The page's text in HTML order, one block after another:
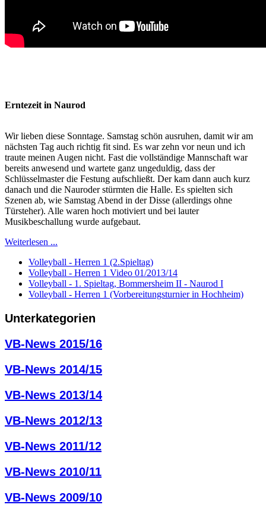
Erntezeit in Naurod
Wir lieben diese Sonntage. Samstag schön ausruhen, damit wir am
nächsten Tag auch richtig fit sind. Es war zehn vor neun und ich
traute meinen Augen nicht. Fast die vollständige Mannschaft war
bereits anwesend und wartete ganz ungeduldig, dass der
Schlüsselmaster die Festung aufschließt. Der kam dann auch kurz
danach und die Nauroder stürmten die Halle. Es spielten sich
Szenen ab, wie Samstag Abend in der Disse (allerdings ohne
Türsteher). Alle waren hoch motiviert und bei lauter
Musikbeschallung wurde aufgebaut.
Weiterlesen ...
Volleyball - Herren 1 (2.Spieltag)
Volleyball - Herren 1 Video 01/2013/14
Volleyball - 1. Spieltag, Bommersheim II - Naurod I
Volleyball - Herren 1 (Vorbereitungsturnier in Hochheim)
Unterkategorien
VB-News 2015/16
VB-News 2014/15
VB-News 2013/14
VB-News 2012/13
VB-News 2011/12
VB-News 2010/11
VB-News 2009/10